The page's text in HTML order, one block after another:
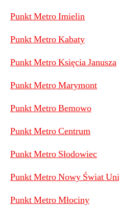
Punkt Metro Imielin
Punkt Metro Kabaty
Punkt Metro Księcia Janusza
Punkt Metro Marymont
Punkt Metro Bemowo
Punkt Metro Centrum
Punkt Metro Słodowiec
Punkt Metro Nowy Świat
Punkt Metro Młociny